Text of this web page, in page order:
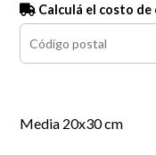
Calculá el costo de
Media 20x30 cm